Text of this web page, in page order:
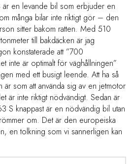
en levande bil som erbjuder en
många bilar inte riktigt gör – den
sitter bakom ratten. Med 510
till bakdäcken är jag
konstaterade att ”700
inte är optimalt för väghållningen”
med ett busigt leende. Att ha så
är som att använda sig av en jetmotor
är inte riktigt nödvändigt. Sedan är
S knappast är en nödvändig bil utan
om. Det är den europeiska
en tolkning som vi sannerligen kan